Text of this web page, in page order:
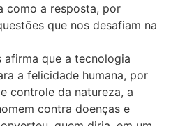
como a resposta, por
que nos desafiam na
afirma que a tecnologia
a felicidade humana, por
controle da natureza, a
contra doenças e